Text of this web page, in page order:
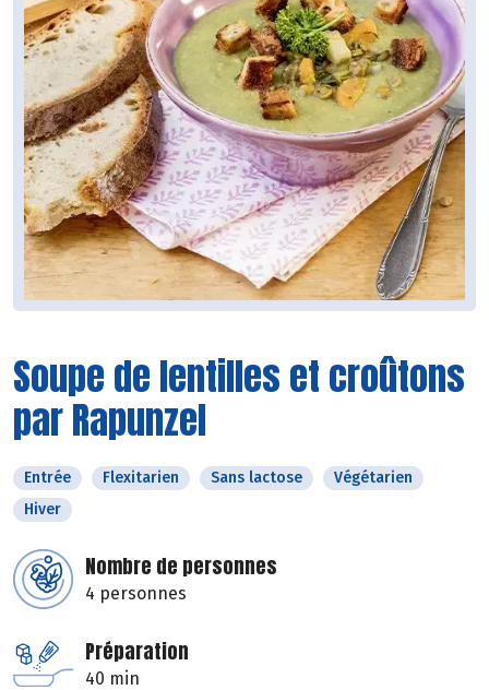
Soupe de lentilles et croûtons
par Rapunzel
Entrée Flexitarien Sans lactose
Végétarien
Hiver
Nombre de personnes
4 personnes
Préparation
40 min